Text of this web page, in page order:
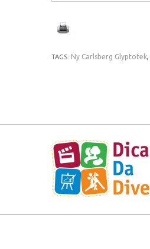
TAGS: Ny Carlsberg Glyptotek,